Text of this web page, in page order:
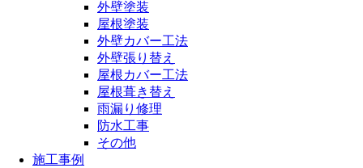
外壁塗装
屋根塗装
外壁カバー工法
外壁張り替え
屋根カバー工法
屋根葺き替え
雨漏り修理
防水工事
その他
施工事例